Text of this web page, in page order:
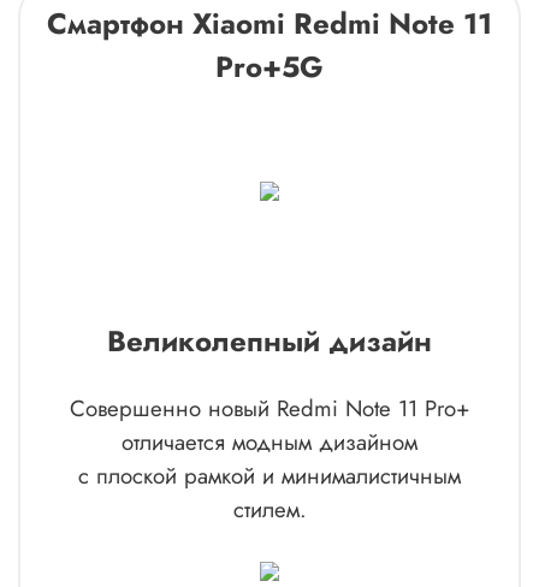
Смартфон Xiaomi Redmi Note 11
Pro+5G
Великолепный дизайн
Совершенно новый Redmi Note 11 Pro+
отличается модным дизайном
с плоской рамкой и минималистичным
стилем.